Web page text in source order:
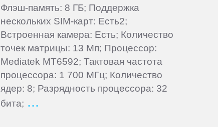
Флэш-память: 8 ГБ; Поддержка
нескольких SIM-карт: Есть2;
Встроенная камера: Есть; Количество
точек матрицы: 13 Мп; Процессор:
Mediatek MT6592; Тактовая частота
процессора: 1 700 МГц; Количество
ядер: 8; Разрядность процессора: 32
бита;